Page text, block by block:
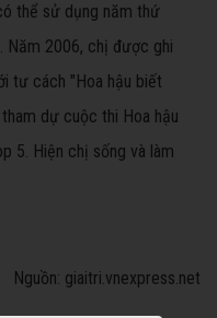
thể sử dụng năm thứ
Năm 2006, chị được ghi
tư cách "Hoa hậu biết
dự cuộc thi Hoa hậu
5. Hiện chị sống và làm
Nguồn: giaitri.vnexpress.net